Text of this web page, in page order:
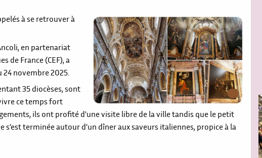
à se retrouver à
en partenariat
de France (CEF), a
24 novembre 2025.
35 diocèses, sont
ce temps fort
ils ont profité d'une visite libre de la ville tandis que le petit
terminée autour d’un dîner aux saveurs italiennes, propice à la